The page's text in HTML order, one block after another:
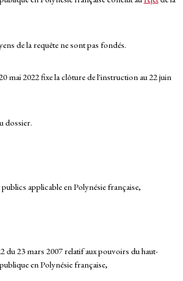
de la requête ne sont pas fondés.
mai 2022 fixe la clôture de l'instruction au 22 juin
dossier.
applicable en Polynésie française,
du 23 mars 2007 relatif aux pouvoirs du haut-
en Polynésie française,